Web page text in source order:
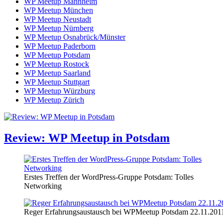
WP Meetup München
WP Meetup Neustadt
WP Meetup Nürnberg
WP Meetup Osnabrück/Münster
WP Meetup Paderborn
WP Meetup Potsdam
WP Meetup Rostock
WP Meetup Saarland
WP Meetup Stuttgart
WP Meetup Würzburg
WP Meetup Zürich
Review: WP Meetup in Potsdam
Erstes Treffen der WordPress-Gruppe Potsdam: Tolles
Networking
Reger Erfahrungsaustausch bei WPMeetup Potsdam